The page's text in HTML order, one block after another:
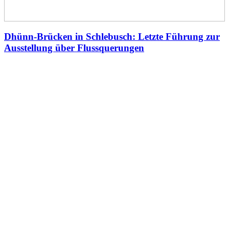
Dhünn-Brücken in Schlebusch: Letzte Führung zur
Ausstellung über Flussquerungen